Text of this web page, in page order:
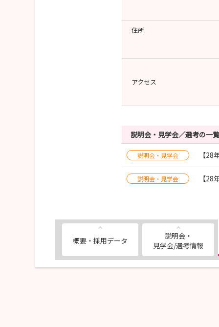
住所
アクセス
説明会・見学会／選考の一覧
説明会・見学会 【
説明会・見学会 【
概要・採用データ
説明会・
見学会/選考情報